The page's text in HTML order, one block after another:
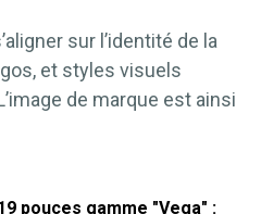
sur l’identité de la
et styles visuels
de marque est ainsi
pouces gamme "Vega" :